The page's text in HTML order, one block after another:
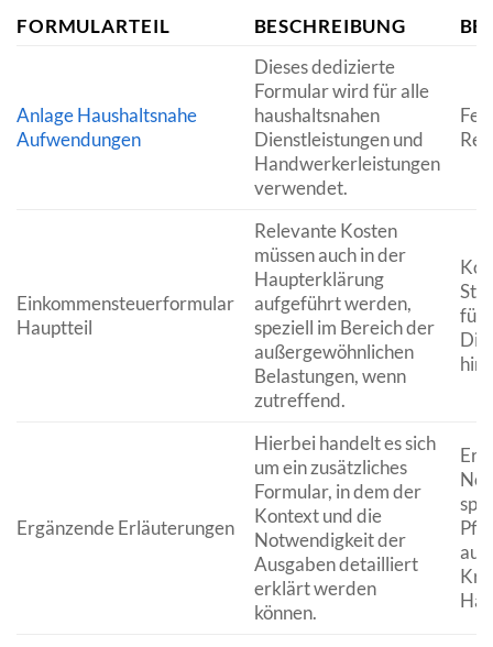
FORMULARTEIL BESCHREIBUNG
Anlage Haushaltsnahe
Aufwendungen
Dieses dedizierte
Formular wird für alle
haushaltsnahen
Dienstleistungen und
Handwerkerleistungen
verwendet.
Einkommensteuerformular
Hauptteil
Relevante Kosten
müssen auch in der
Haupterklärung
aufgeführt werden,
speziell im Bereich der
außergewöhnlichen
Belastungen, wenn
zutreffend.
für
Ergänzende Erläuterungen
Hierbei handelt es sich
um ein zusätzliches
Formular, in dem der
Kontext und die
Notwendigkeit der
Ausgaben detailliert
erklärt werden
können.